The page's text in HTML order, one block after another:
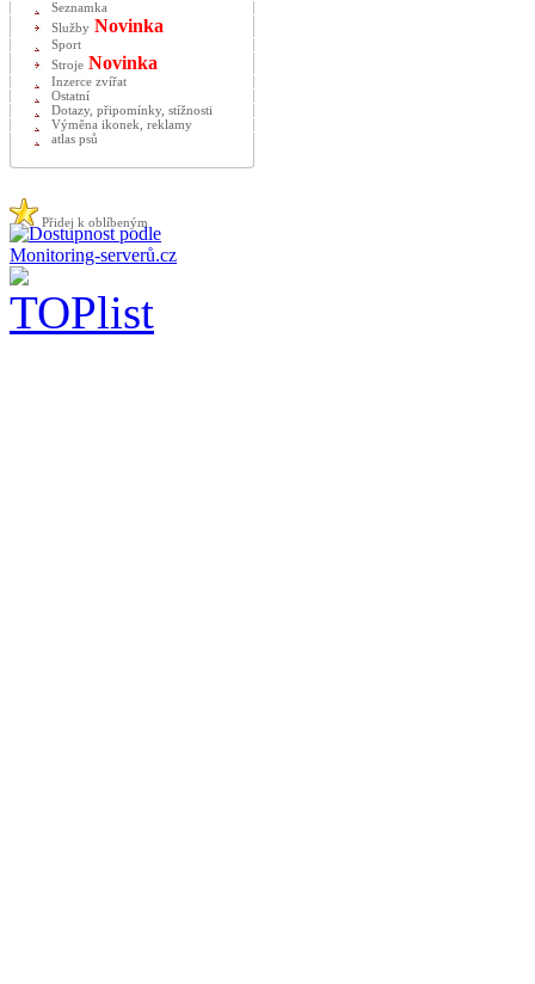
Seznamka
Služby Novinka
Sport
Stroje Novinka
Inzerce zvířat
Ostatní
Dotazy, připomínky, stížnosti
Výměna ikonek, reklamy
atlas psů
Přidej k oblíbeným